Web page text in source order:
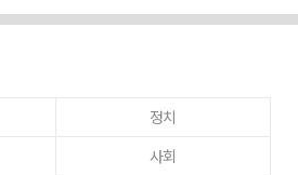
정치
사회